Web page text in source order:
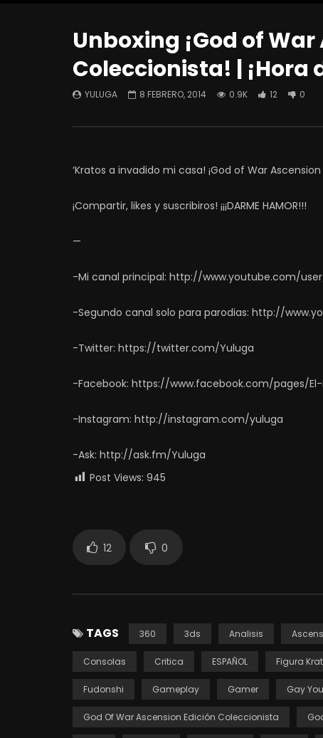
Unboxing ¡God of
Coleccionista! | ¡Hora
YULUGA 8 FEBRERO, 2014 0.9K 12 0
‘Kratos a invadido mi casa! ¡God of War
¡Compartir, likes y suscribiros! ¡¡¡DARME HAMOR!!!
—
-Mi canal principal: http://www.youtube.com/
-Segundo canal solo para parodias: http://
-Twitter: https://twitter.com/Yuluga
-Facebook: https://www.facebook.com/pages/
-Instagram: http://instagram.com/yuluga
-Ask: http://ask.fm/Yuluga
Post Views: 945
12 0
TAGS 360 3ds Analisis
Consolas Critica ESPAÑOL Figura
Fudonshi Gameplay Gamer Gay
God Of War Ascension Edición Coleccionista